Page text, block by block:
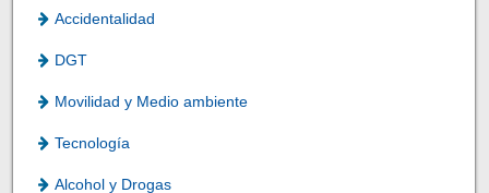
Accidentalidad
DGT
Movilidad y Medio ambiente
Tecnología
Alcohol y Drogas